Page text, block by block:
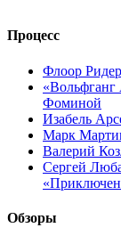
Процесс
Флоор
Фоминой
Изабель
Марк
Валерий
Сергей
Обзоры